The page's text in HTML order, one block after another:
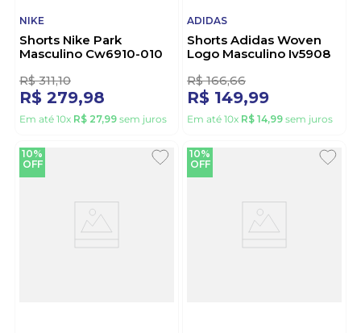
NIKE
Shorts Nike Park
Masculino Cw6910-010
R$ 31110
R$ 279,98
ADIDAS
Shorts Adidas Woven
Logo Masculino Iv5908
R$ 166,66
R$ 149,99
10%
OFF
10%
OFF